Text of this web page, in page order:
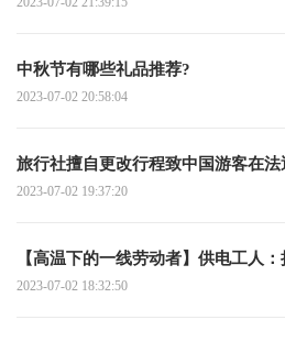
中秋节有哪些礼品推荐?
2023-07-02 20:58:04
旅行社擅自更改行程致中国游客在
2023-07-02 19:37:20
【高温下的一线劳动者】供电工人
2023-07-02 18:32:50